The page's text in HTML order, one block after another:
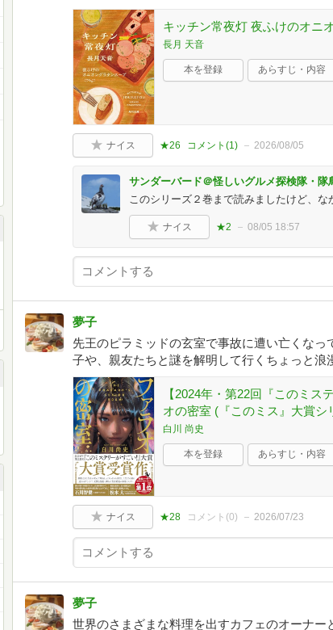
キッチン常夜灯 夜ふけのオニ
長月 天音
本を登録 あらすじ・内容
ナイス ★26 コメント(1) 2026/08/05
サンダーバード＠怪しいグルメ探検隊・隊
このシリーズ２巻まで読みましたけど、な
ナイス ★2 08/05 18:57
夢子
先王のピラミッドの玄室で事故に遭い亡くな
子や、親友たちと謎を解明して行くちょっと浪
【2024年・第22回『このミス
オの密室 (『このミス』大賞シ
白川 尚史
本を登録 あらすじ・内容
ナイス ★28 コメント(0) 2026/07/23
夢子
世界のさまざまな料理を出すカフェのオーナー